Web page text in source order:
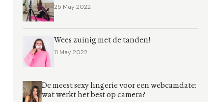
25 May 2022
Wees zuinig met de tanden!
11 May 2022
De meest sexy lingerie voor een webcamdate:
wat werkt het best op camera?